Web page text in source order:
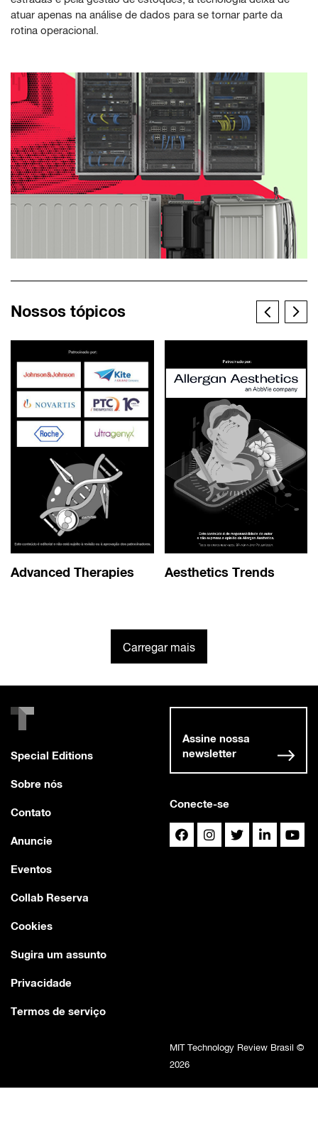
atuar apenas na análise de dados para se tornar parte da
rotina operacional.
Nossos tópicos
Advanced Therapies Aesthetics Trends
Carregar mais
Special Editions
Sobre nós
Contato
Anuncie
Eventos
Collab Reserva
Cookies
Sugira um assunto
Privacidade
Termos de serviço
Conecte-se
Assine nossa
newsletter
MIT Technology Review Brasil ©
2026